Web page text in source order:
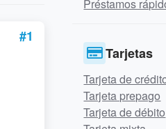
#1
Préstamos
Tarjetas
Tarjeta de
Tarjeta prepago
Tarjeta de débito